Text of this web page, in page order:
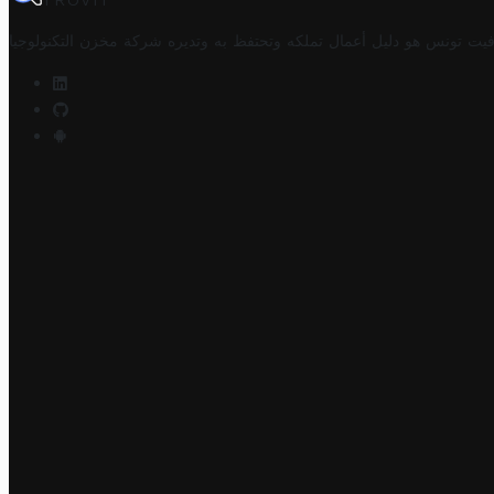
تونس هو دليل أعمال تملكه وتحتفظ به وتديره شركة مخزن التكنولوجيا